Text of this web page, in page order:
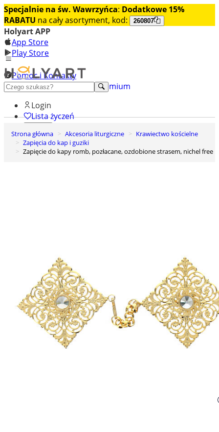
Specjalnie na św. Wawrzyńca: Dodatkowe 15%
RABATU na cały asortyment, kod: 260807
Holyart APP
App Store
Play Store
Pomoc i Kontakty
+48 222 922 860
Odkryj premium
Login
Lista życzeń
0
Koszyk
Strona główna Akcesoria liturgiczne
Krawiectwo kościelne
Zapięcia do kap i guziki
Zapięcie do kapy romb, pozłacane, ozdobione strasem, nichel free